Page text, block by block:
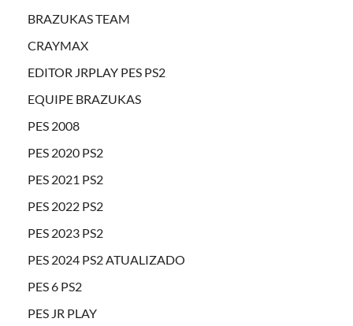
BRAZUKAS TEAM
CRAYMAX
EDITOR JRPLAY PES PS2
EQUIPE BRAZUKAS
PES 2008
PES 2020 PS2
PES 2021 PS2
PES 2022 PS2
PES 2023 PS2
PES 2024 PS2 ATUALIZADO
PES 6 PS2
PES JR PLAY